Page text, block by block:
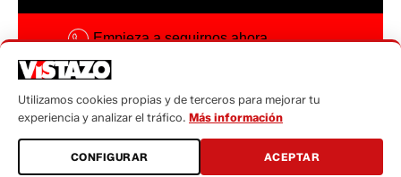
Empieza a seguirnos ahora
Código ética
Sugerencias a:
sugerencias@vistazo.com
Utilizamos cookies propias y de terceros para mejorar tu
experiencia y analizar el tráfico. Más información
CONFIGURAR ACEPTAR